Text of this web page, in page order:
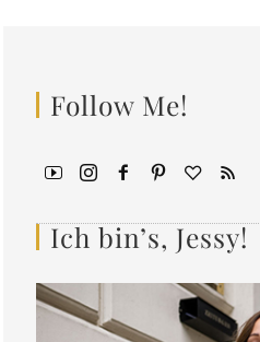
Follow Me!
Ich bin’s, Jessy!